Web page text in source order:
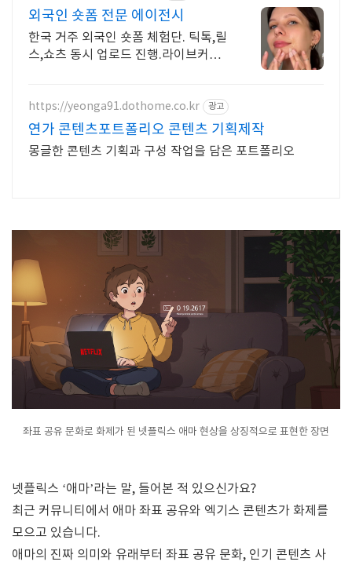
외국인 숏폼 전문 에이전시
한국 거주 외국인 숏폼 체험단. 틱톡,릴
스,쇼츠 동시 업로드 진행.라이브커머
https://yeonga91.dothome.co.kr 광고
연가 콘텐츠포트폴리오 콘텐츠 기획제작
몽글한 콘텐츠 기획과 구성 작업을 담은 포트폴리오
좌표 공유 문화로 화제가 된 넷플릭스 애마 현상을 상징적으로 표현한 장면
넷플릭스 ‘애마’라는 말, 들어본 적 있으신가요?
최근 커뮤니티에서 애마 좌표 공유와 엑기스 콘텐츠가 화제를
모으고 있습니다.
애마의 진짜 의미와 유래부터 좌표 공유 문화, 인기 콘텐츠 사